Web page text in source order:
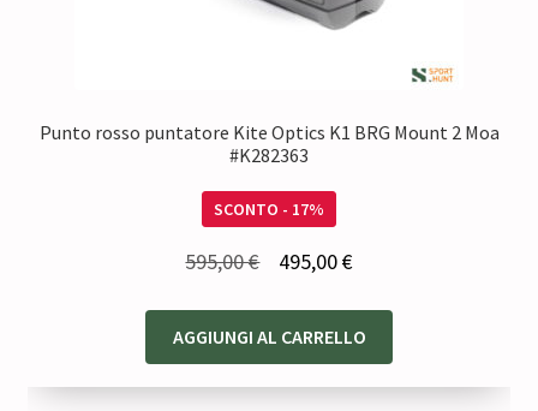
Punto rosso puntatore Kite Optics K1 BRG Mount 2 Moa
#K282363
SCONTO - 17%
595,00€
originale
era:
495,00€Il
attuale
è:
AGGIUNGI AL CARRELLO